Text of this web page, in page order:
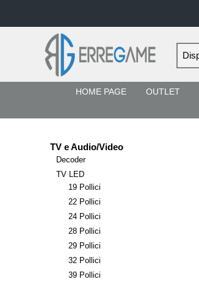
HOME PAGE OUTLET
TV e Audio/Video
Decoder
TV LED
19 Pollici
22 Pollici
24 Pollici
28 Pollici
29 Pollici
32 Pollici
39 Pollici